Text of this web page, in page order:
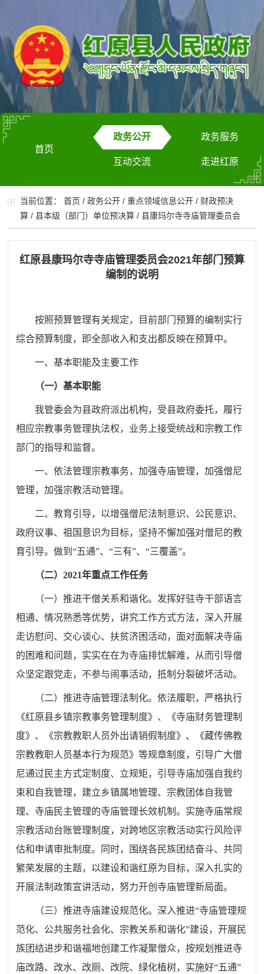
首页
政务公开 政务服务
互动交流 走进红原
当前位置：首页 /政务公开 /重点领域信息公开 / 财政预决
算 /县本级（部门）单位预决算 /县康玛尔寺寺庙管理委员会
红原县康玛尔寺寺庙管理委员会2021年部门预算
编制的说明
按照预算管理有关规定，目前部门预算的编制实行
综合预算制度，即全部收入和支出都反映在预算中。
一、基本职能及主要工作
（一）基本职能
我管委会为县政府派出机构，受县政府委托，履行
相应宗教事务管理执法权，业务上接受统战和宗教工作
部门的指导和监督。
一、依法管理宗教事务，加强寺庙管理，加强僧尼
管理，加强宗教活动管理。
二、教育引导，以增强僧尼法制意识、公民意识、
政府议事、祖国意识为目标，坚持不懈加强对僧尼的教
育引导。做到“五通”、“三有”、“三覆盖”。
（二）2021年重点工作任务
（一）推进干僧关系和谐化。发挥好驻寺干部语言
相通、情况熟悉等优势，讲究工作方式方法，深入开展
走访慰问、交心谈心、扶贫济困活动，面对面解决寺庙
的困难和问题，实实在在为寺庙排忧解难，从而引导僧
众坚定跟党走，不参与闹事活动，抵制分裂破坏活动。
（二）推进寺庙管理法制化。依法履职，严格执行
《红原县乡镇宗教事务管理制度》、《寺庙财务管理制
度》、《宗教教职人员外出请销假制度》、《藏传佛教
宗教教职人员基本行为规范》等规章制度，引导广大僧
尼通过民主方式定制度、立规矩，引导寺庙加强自我约
束和自我管理，建立乡镇属地管理、宗教团体自我管
理、寺庙民主管理的寺庙管理长效机制。实施寺庙常规
宗教活动台账管理制度，对跨地区宗教活动实行风险评
估和申请审批制度。同时，围绕各民族团结奋斗、共同
繁荣发展的主题，以建设和谐红原为目标，深入扎实的
开展法制政策宣讲活动，努力开创寺庙管理新局面。
（三）推进寺庙建设规范化。深入推进“寺庙管理规
范化、公共服务社会化、宗教关系和谐化”建设，开展民
族团结进步和谐福地创建工作凝聚僧众，按规划推进寺
庙改路、改水、改厕、改院、绿化植树，实施好“五通”